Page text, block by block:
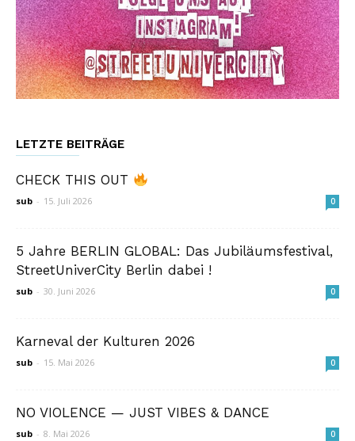
LETZTE BEITRÄGE
CHECK THIS OUT
sub - 15. Juli 2026 0
5 Jahre BERLIN GLOBAL: Das Jubiläumsfestival,
StreetUniverCity Berlin dabei !
sub - 30. Juni 2026 0
Karneval der Kulturen 2026
sub - 15. Mai 2026 0
NO VIOLENCE — JUST VIBES & DANCE
sub - 8. Mai 2026 0